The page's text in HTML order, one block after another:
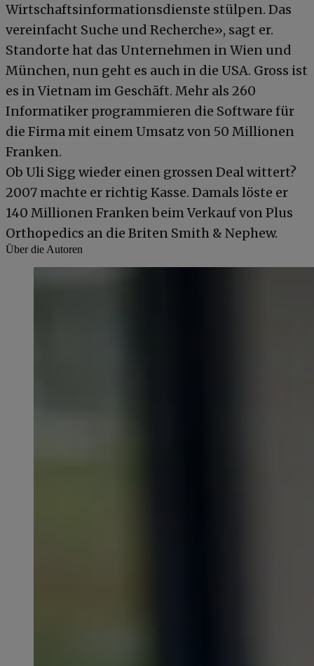
Wirtschaftsinformationsdienste stülpen. Das
vereinfacht Suche und Recherche», sagt er.
Standorte hat das Unternehmen in Wien und
München, nun geht es auch in die USA. Gross ist
es in Vietnam im Geschäft. Mehr als 260
Informatiker programmieren die Software für
die Firma mit einem Umsatz von 50 Millionen
Franken.
Ob Uli Sigg wieder einen grossen Deal wittert?
2007 machte er richtig Kasse. Damals löste er
140 Millionen Franken beim Verkauf von Plus
Orthopedics an die Briten Smith & Nephew.
Über die Autoren